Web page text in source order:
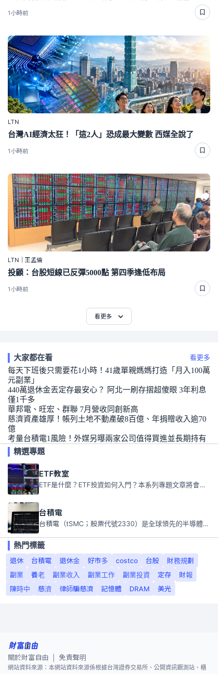
1小時前
LTN
台灣AI經濟太狂！「這2人」恐成最大變數 西媒全說了
1小時前
LTN｜王孟倫
投顧：台股短線已反彈5000點 第四季逢低布局
1小時前
看更多
大家都在看 看更多
每天下班後只需要花1小時！41歲單親媽媽打造「月入100萬
元副業」
440萬退休金丟定存最安心？ 阿北一刷存摺超傻眼 3年利息
僅1千多
華邦電、旺宏、群聯 7月營收同創新高
慈濟資產雄厚！帳列土地不動產破8百億、年捐贈收入逾70
億
考量台積電1風險！外媒另曝兩家公司值得買進並長期持有
精選專題
ETF教室
ETF是什麼？ETF投資如何入門？本系列專題文章將會告訴你新手必須知道的ETF基礎知識。
台積電
台積電（tSMC；股票代號2330）是全球領先的半導體代工公司，成立於1987年，總部位於台灣新竹。且已於美國、日本、德國及中國設廠，台積電是全球首家專業積體電路製造服務公司，也是全球最先進和最大規模的半導體代工廠。
熱門標籤
退休
台積電 退休金 好市多 costco 台股
財務規劃
副業
養老 副業收入 副業工作 副業投資 定存
財報
陳時中
慈濟 律師騙慈濟 記憶體 DRAM 美光
關於財富自由 免責聲明
網站資料來源：本網站資料來源係根據台灣證券交易所、公開資訊觀測站、櫃